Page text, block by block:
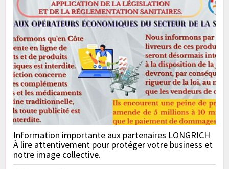
Information importante aux partenaires LONGRICH
À lire attentivement pour protéger votre business et
notre image collective.